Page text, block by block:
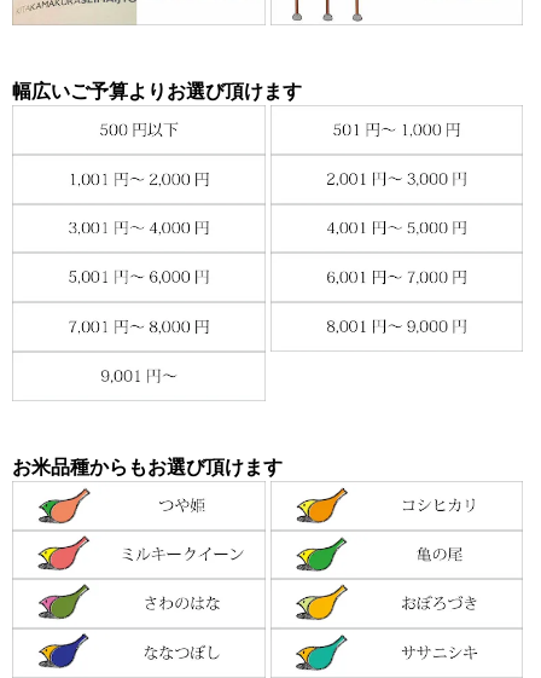
幅広いご予算よりお選び頂けます
お米品種からもお選び頂けます